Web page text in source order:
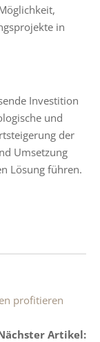
in
Investition
und
der
Umsetzung
Lösung führen.
profitieren
Artikel: